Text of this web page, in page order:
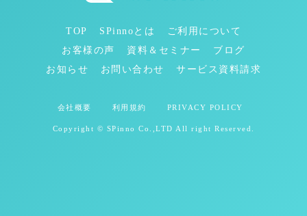
TOP SPinnoとは
ご利用について
お客様の声
資料＆セミナー
ブログ
お知らせ
お問い合わせ サービス資料請求
会社概要 利用規約 PRIVACY POLICY
Copyright © SPinno Co.,LTD All right Reserved.